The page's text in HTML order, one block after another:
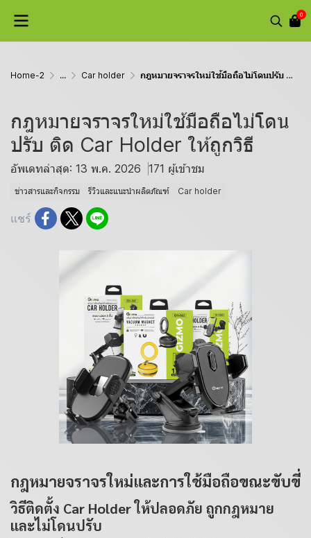
0
Home-2 ... Car holder กฎหมายจราจรใหม่ใช้มือถือไม่โดนปรับ ติด Car Holder ให้ถูกวิธี
กฎหมายจราจรใหม่ใช้มือถือไม่โดน
ปรับ ติด Car Holder ให้ถูกวิธี
อัพเดทล่าสุด: 13 พ.ค. 2026 171 ผู้เข้าชม
ข่าวสารและกิจกรรม รีวิวและแนะนำผลิตภัณฑ์ Car holder
แชร์
กฎหมายจราจรใหม่และการใช้มือถือขณะขับขี่
วิธีติดตั้ง Car Holder ให้ปลอดภัย ถูกกฎหมาย
และไม่โดนปรับ